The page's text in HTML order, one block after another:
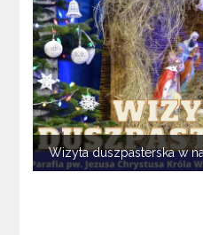
Wizyta duszpasterska w